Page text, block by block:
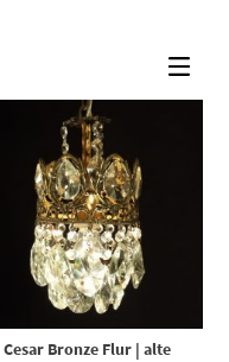
Cesar Bronze Flur | alte